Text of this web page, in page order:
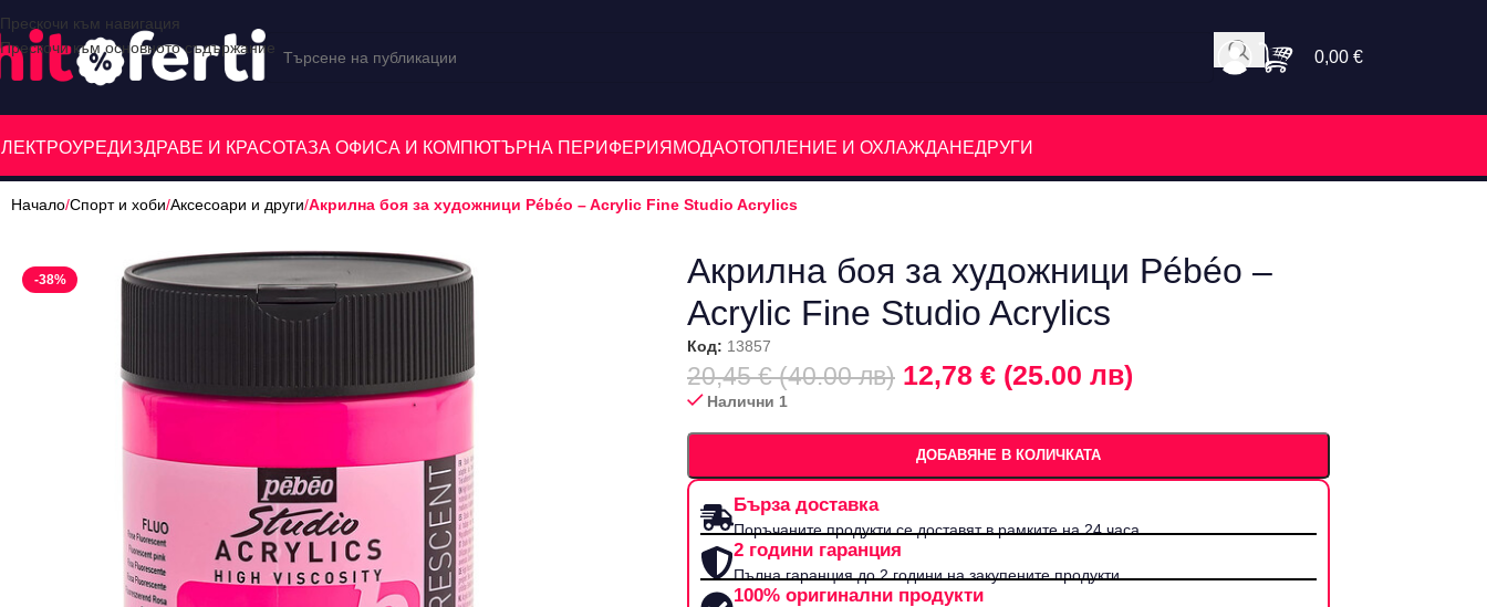
Прескочи към навигация
Прескочи към основното съдържание
0,00 €
ЗДРАВЕ И КРАСОТАЗА ОФИСА И КОМПЮТЪРНА ПЕРИФЕРИЯ МОДАОТОПЛЕНИЕ И ОХЛАЖДАНЕДРУГИ
Начало/Спорт и хоби/Аксесоари и други/Акрилна боя за художници Pébéo – Acrylic Fine Studio Acrylics
-38%
Акрилна боя за художници Pébéo –
Acrylic Fine Studio Acrylics
Код: 13857
20,45 € (40.00 лв) 12,78 € (25.00 лв)
Налични 1
ДОБАВЯНЕ В КОЛИЧКАТА
Бърза доставка
Поръчаните продукти се доставят в рамките на 24 часа.
2 години гаранция
Пълна гаранция до 2 години на закупените продукти
100% оригинални продукти